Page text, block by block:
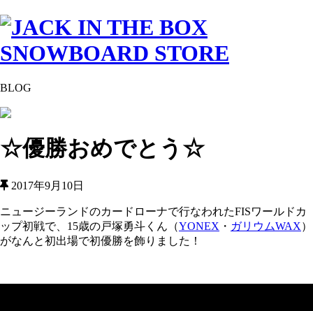
BLOG
☆優勝おめでとう☆
2017年9月10日
ニュージーランドのカードローナで行なわれたFISワールドカ
ップ初戦で、15歳の戸塚勇斗くん（YONEX ・ ガリウムWAX）
がなんと初出場で初優勝を飾りました！